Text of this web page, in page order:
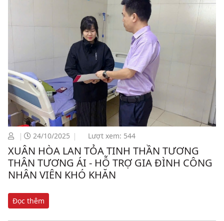
24/10/2025 Lượt xem: 544
XUÂN HÒA LAN TỎA TINH THẦN TƯƠNG
THÂN TƯƠNG ÁI - HỖ TRỢ GIA ĐÌNH CÔNG
NHÂN VIÊN KHÓ KHĂN
Đọc thêm